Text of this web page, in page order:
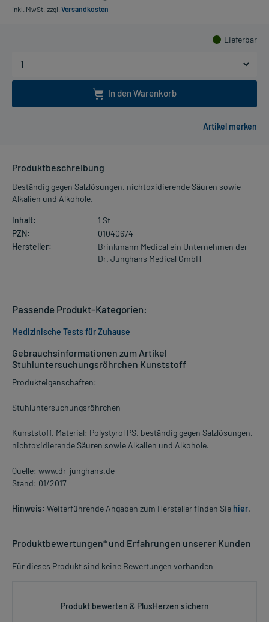
inkl. MwSt. zzgl. Versandkosten
Lieferbar
In den Warenkorb
Produktbeschreibung
Beständig gegen Salzlösungen, nichtoxidierende Säuren sowie
Alkalien und Alkohole.
Inhalt:
1 St
PZN:
01040674
Hersteller:
Brinkmann Medical ein Unternehmen der
Dr. Junghans Medical GmbH
Gebrauchsinformationen zum Artikel
Stuhluntersuchungsröhrchen Kunststoff
Produkteigenschaften:
Stuhluntersuchungsröhrchen
Kunststoff, Material: Polystyrol PS, beständig gegen Salzlösungen,
nichtoxidierende Säuren sowie Alkalien und Alkohole.
Quelle: www.dr-junghans.de
Stand: 01/2017
Hinweis: Weiterführende Angaben zum Hersteller finden Sie hier.
Produktbewertungen* und Erfahrungen unserer Kunden
Für dieses Produkt sind keine Bewertungen vorhanden
Produkt bewerten & PlusHerzen sichern
Passende Produkt-Kategorien:
Medizinische Tests für Zuhause